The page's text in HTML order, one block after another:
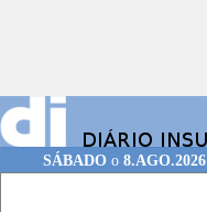
SÁBADOo 8.AGO.2026